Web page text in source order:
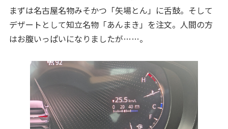
まずは名古屋名物みそかつ「矢場とん」に舌鼓。そして
デザートとして知立名物「あんまき」を注文。人間の方
はお腹いっぱいになりましたが……。